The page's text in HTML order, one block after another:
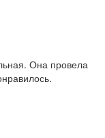
Она провела